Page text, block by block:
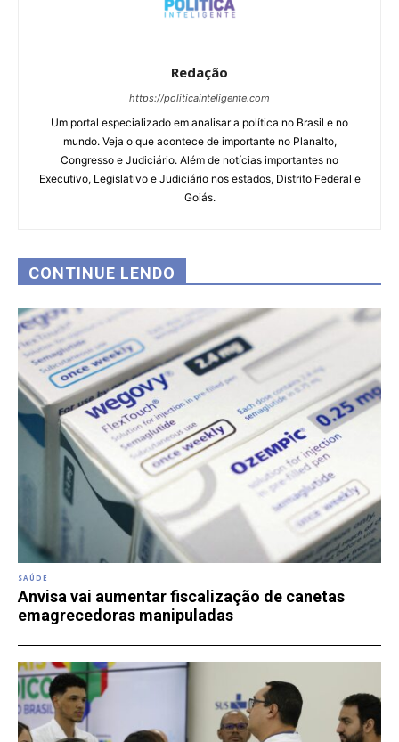
Redação
https://politicainteligente.com
Um portal especializado em analisar a política no Brasil e no
mundo. Veja o que acontece de importante no Planalto,
Congresso e Judiciário. Além de notícias importantes no
Executivo, Legislativo e Judiciário nos estados, Distrito Federal e
Goiás.
CONTINUE LENDO
SAÚDE
Anvisa vai aumentar fiscalização de canetas
emagrecedoras manipuladas